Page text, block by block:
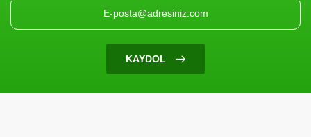
Filtrenize Uygun
Ürün Bulunamadı
KAYDOL